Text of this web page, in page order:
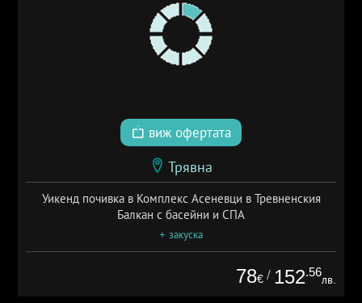
виж офертата
Трявна
Уикенд почивка в Комплекс Асеневци в Тревненския
Балкан с басейни и СПА
+ закуска
78€ / 152.56
лв.